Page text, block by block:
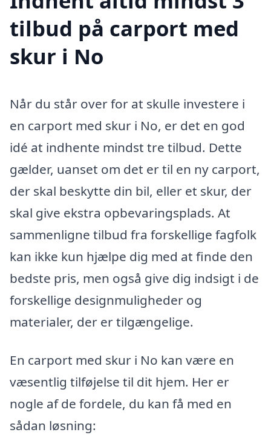
tilbud på carport med
skur i No
Når du står over for at skulle investere i
en carport med skur i No, er det en god
idé at indhente mindst tre tilbud. Dette
gælder, uanset om det er til en ny carport,
der skal beskytte din bil, eller et skur, der
skal give ekstra opbevaringsplads. At
sammenligne tilbud fra forskellige fagfolk
kan ikke kun hjælpe dig med at finde den
bedste pris, men også give dig indsigt i de
forskellige designmuligheder og
materialer, der er tilgængelige.
En carport med skur i No kan være en
væsentlig tilføjelse til dit hjem. Her er
nogle af de fordele, du kan få med en
sådan løsning: